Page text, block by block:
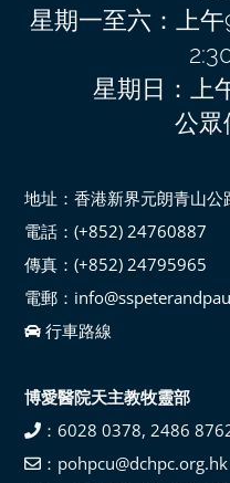
星期一至六：上
星期日：上
公眾
地址：香港新界元朗青山
電話：(+852) 24760887
傳真：(+852) 24795965
電郵：
行車路線
博愛醫院天主教牧靈部
：6028 0378, 2486
：pohpcu@dchpc.org.hk